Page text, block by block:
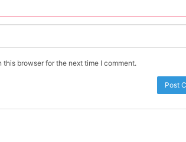
this browser for the next time I comment.